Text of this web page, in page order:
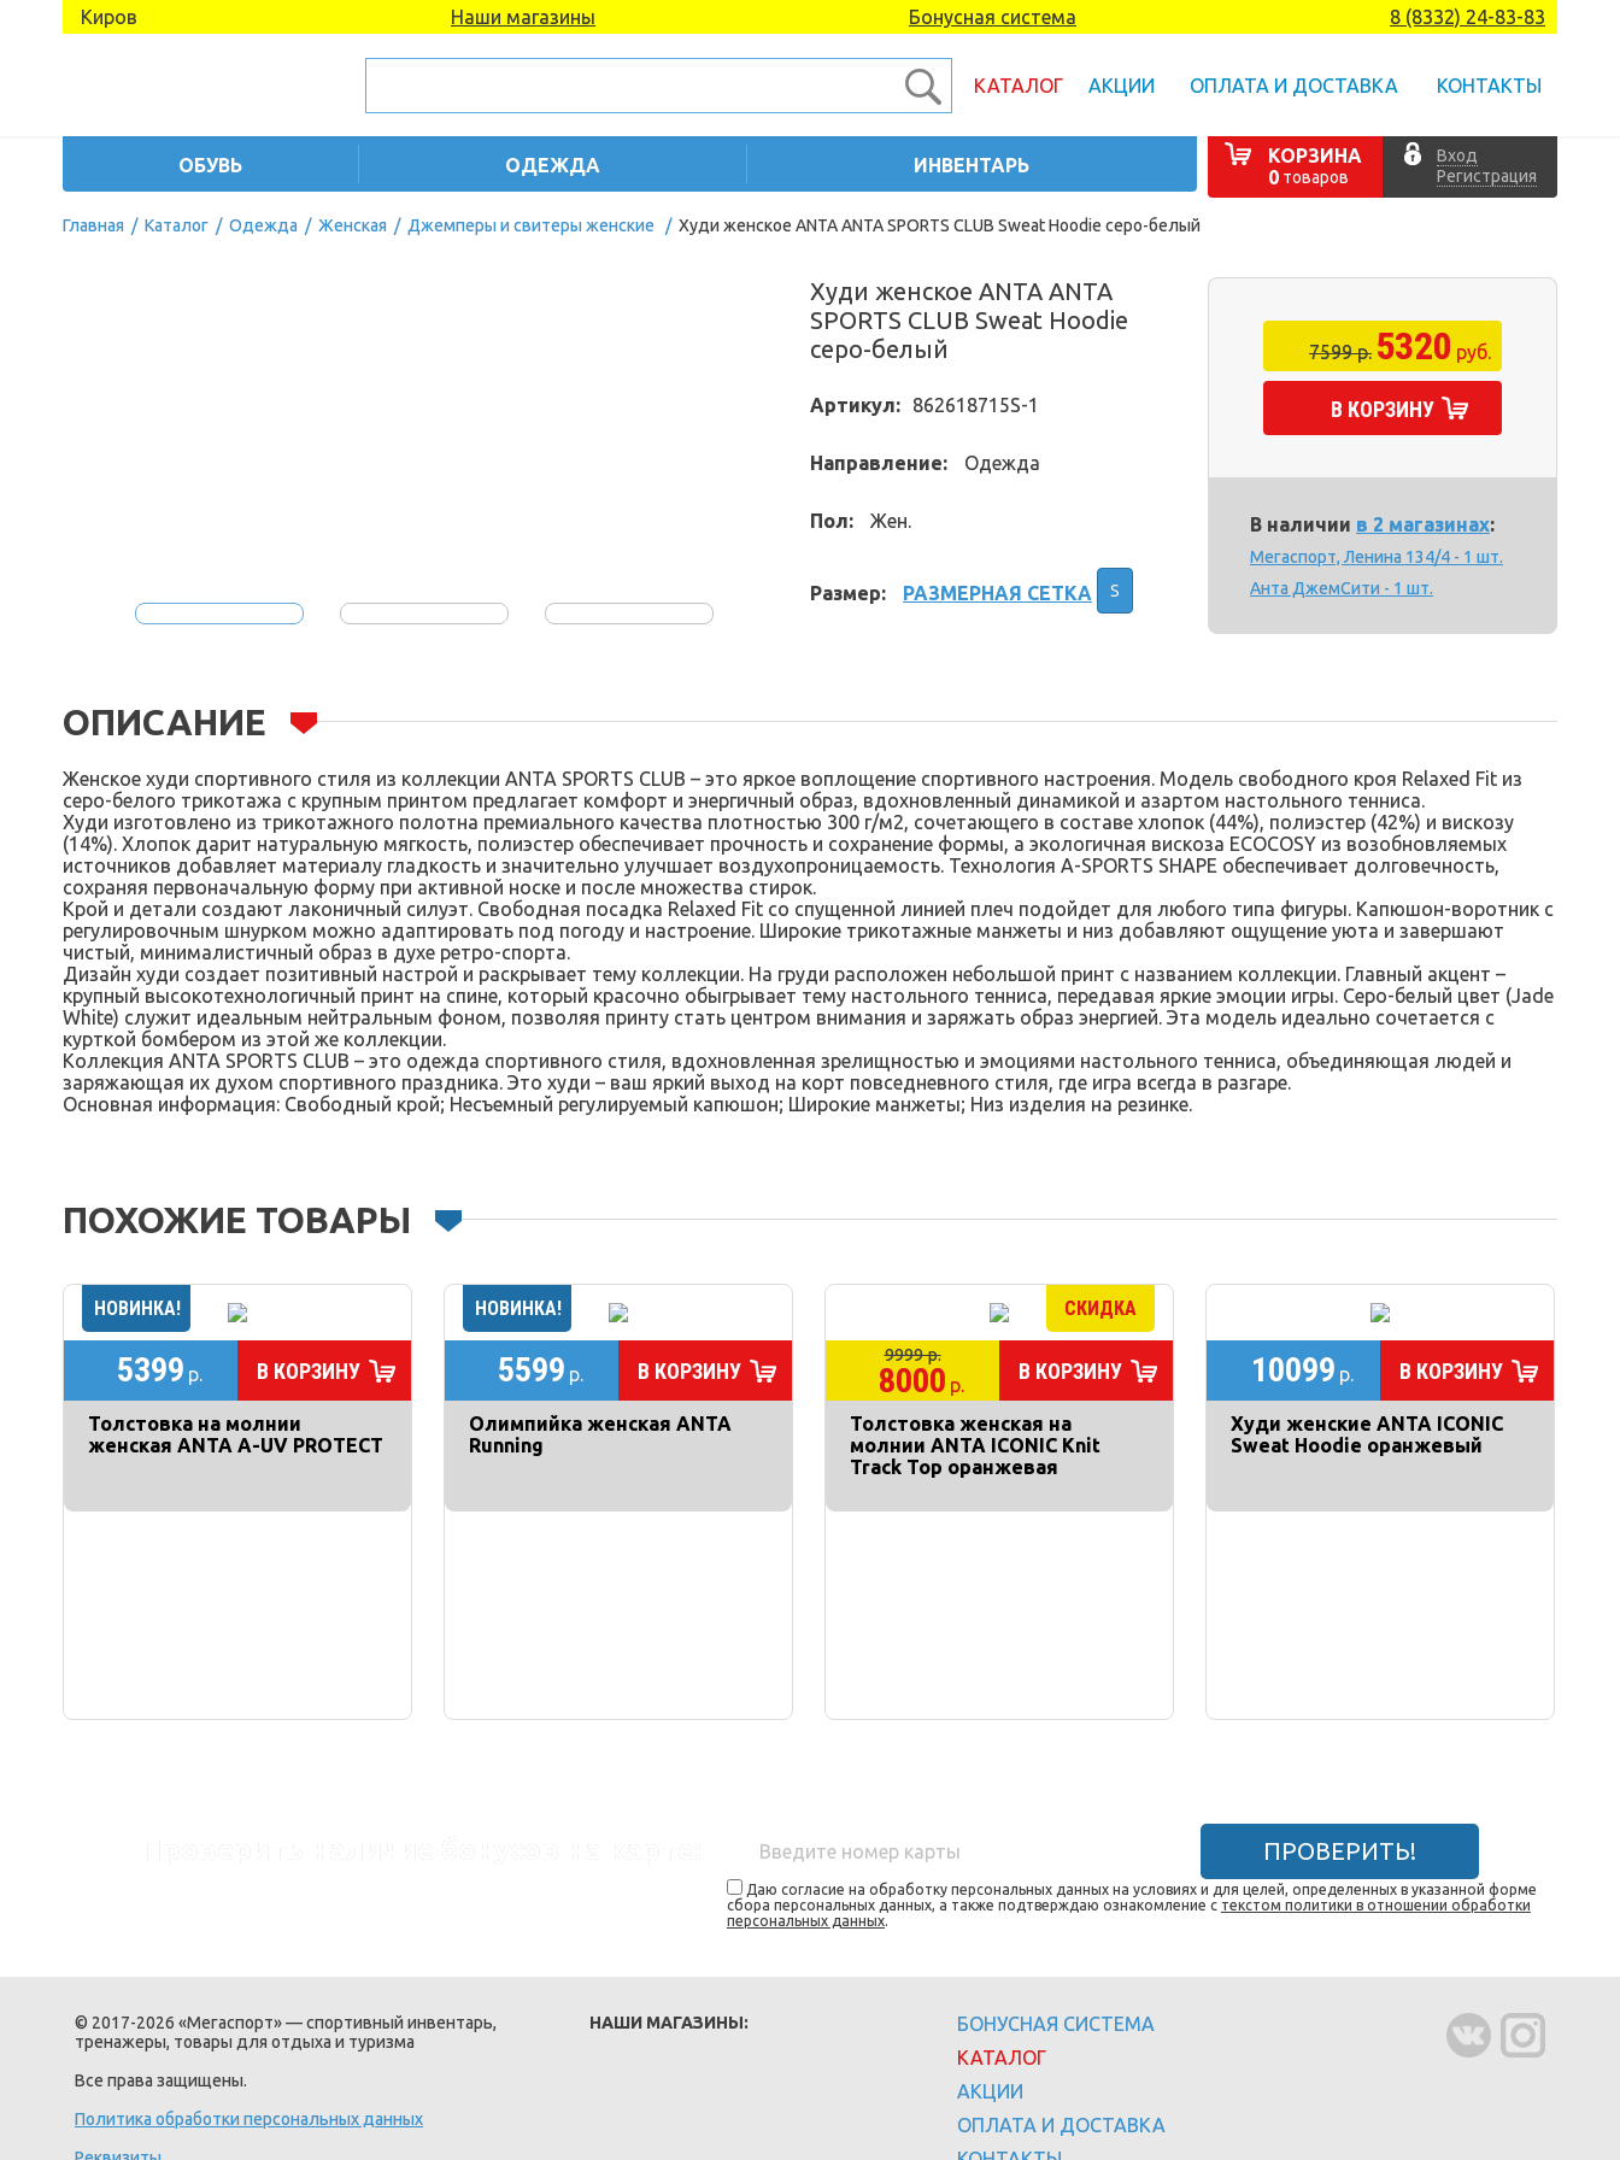
Киров Наши магазины Бонусная система 8 (8332) 24-83-83
КАТАЛОГ АКЦИИ ОПЛАТА И ДОСТАВКА КОНТАКТЫ
ОБУВЬ ОДЕЖДА ИНВЕНТАРЬ
КОРЗИНА
0 товаров
Вход
Регистрация
Главная / Каталог / Одежда / Женская / Джемперы и свитеры женские / Худи женское ANTA ANTA SPORTS CLUB Sweat Hoodie серо-белый
Худи женское ANTA ANTA
SPORTS CLUB Sweat Hoodie
серо-белый
Артикул: 862618715S-1
Направление: Одежда
Пол: Жен.
Размер: РАЗМЕРНАЯ СЕТКА S
7599 р. 5320 руб.
В КОРЗИНУ
В наличии в 2 магазинах:
Мегаспорт, Ленина 134/4 - 1 шт.
Анта ДжемСити - 1 шт.
ОПИСАНИЕ
Женское худи спортивного стиля из коллекции ANTA SPORTS CLUB – это яркое воплощение спортивного настроения. Модель свободного кроя Relaxed Fit из
серо-белого трикотажа с крупным принтом предлагает комфорт и энергичный образ, вдохновленный динамикой и азартом настольного тенниса.
Худи изготовлено из трикотажного полотна премиального качества плотностью 300 г/м2, сочетающего в составе хлопок (44%), полиэстер (42%) и вискозу
(14%). Хлопок дарит натуральную мягкость, полиэстер обеспечивает прочность и сохранение формы, а экологичная вискоза ECOCOSY из возобновляемых
источников добавляет материалу гладкость и значительно улучшает воздухопроницаемость. Технология A-SPORTS SHAPE обеспечивает долговечность,
сохраняя первоначальную форму при активной носке и после множества стирок.
Крой и детали создают лаконичный силуэт. Свободная посадка Relaxed Fit со спущенной линией плеч подойдет для любого типа фигуры. Капюшон-воротник с
регулировочным шнурком можно адаптировать под погоду и настроение. Широкие трикотажные манжеты и низ добавляют ощущение уюта и завершают
чистый, минималистичный образ в духе ретро-спорта.
Дизайн худи создает позитивный настрой и раскрывает тему коллекции. На груди расположен небольшой принт с названием коллекции. Главный акцент –
крупный высокотехнологичный принт на спине, который красочно обыгрывает тему настольного тенниса, передавая яркие эмоции игры. Серо-белый цвет (Jade
White) служит идеальным нейтральным фоном, позволяя принту стать центром внимания и заряжать образ энергией. Эта модель идеально сочетается с
курткой бомбером из этой же коллекции.
Коллекция ANTA SPORTS CLUB – это одежда спортивного стиля, вдохновленная зрелищностью и эмоциями настольного тенниса, объединяющая людей и
заряжающая их духом спортивного праздника. Это худи – ваш яркий выход на корт повседневного стиля, где игра всегда в разгаре.
Основная информация: Свободный крой; Несъемный регулируемый капюшон; Широкие манжеты; Низ изделия на резинке.
ПОХОЖИЕ ТОВАРЫ
5399 р. В КОРЗИНУ
Толстовка на молнии
женская ANTA A-UV PROTECT
5599 р. В КОРЗИНУ
Олимпийка женская ANTA
Running
9999 р.
8000 р.
В КОРЗИНУ
Толстовка женская на
молнии ANTA ICONIC Knit
Track Top оранжевая
10099 р. В КОРЗИНУ
Худи женские ANTA ICONIC
Sweat Hoodie оранжевый
ПРОВЕРИТЬ!
Даю согласие на обработку персональных данных на условиях и для целей, определенных в указанной форме
сбора персональных данных, а также подтверждаю ознакомление с текстом политики в отношении обработки
персональных данных.
© 2017-2026 «Мегаспорт» — спортивный инвентарь,
тренажеры, товары для отдыха и туризма
Все права защищены.
Политика обработки персональных данных
НАШИ МАГАЗИНЫ:
БОНУСНАЯ СИСТЕМА
КАТАЛОГ
АКЦИИ
ОПЛАТА И ДОСТАВКА